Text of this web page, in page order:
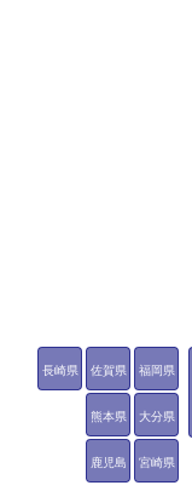
福岡県
佐賀県
長崎県
熊本県 大分県
宮崎県
鹿児島